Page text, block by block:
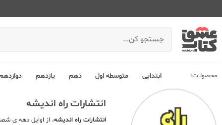
محصولات: ابتدایی متوسطه اول دهم یازدهم
انتشارات راه اندیشه
انتشارات راه اندیشه، از اوایل دهه ی